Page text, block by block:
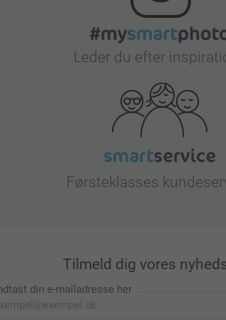
Leder du efter
Førsteklasses
Tilmeld dig vores
din e-mailadresse her